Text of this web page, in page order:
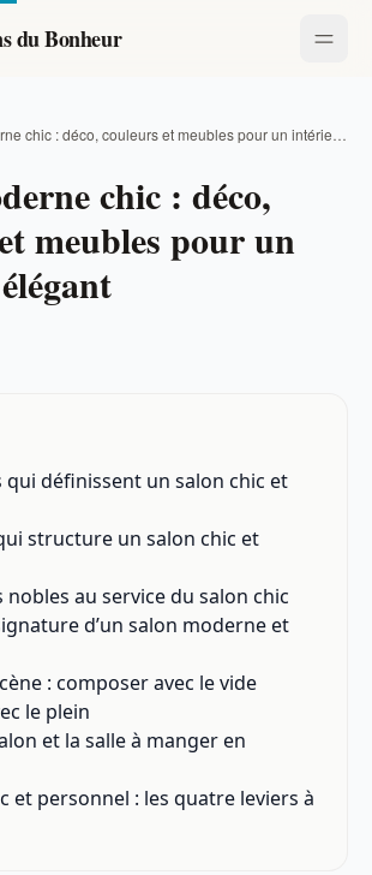
du Bonheur
Salon moderne chic : déco, couleurs et meubles pour un intérieur élégant
chic : déco,
meubles pour un
qui définissent un salon chic et
structure un salon chic et
nobles au service du salon chic
d’un salon moderne et
: composer avec le vide
le plein
et la salle à manger en
et personnel : les quatre leviers à